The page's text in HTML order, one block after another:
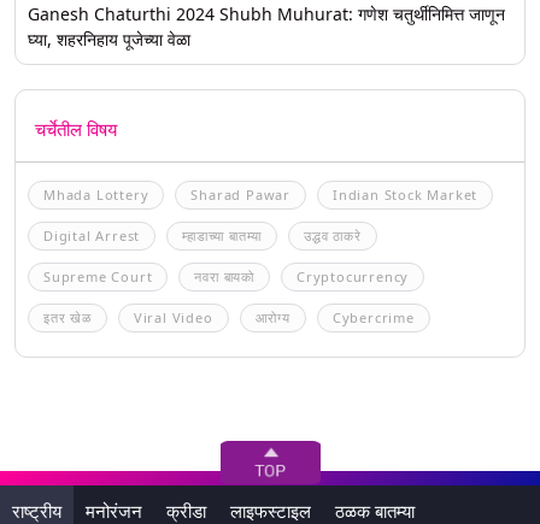
Ganesh Chaturthi 2024 Shubh Muhurat: गणेश चतुर्थीनिमित्त जाणून
घ्या, शहरनिहाय पूजेच्या वेळा
चर्चेतील विषय
Mhada Lottery Sharad Pawar Indian Stock Market
Digital Arrest म्हाडाच्या बातम्या उद्धव ठाकरे
Supreme Court नवरा बायको Cryptocurrency
इतर खेळ Viral Video आरोग्य Cybercrime
राष्ट्रीय मनोरंजन क्रीडा लाइफस्टाइल ठळक बातम्या